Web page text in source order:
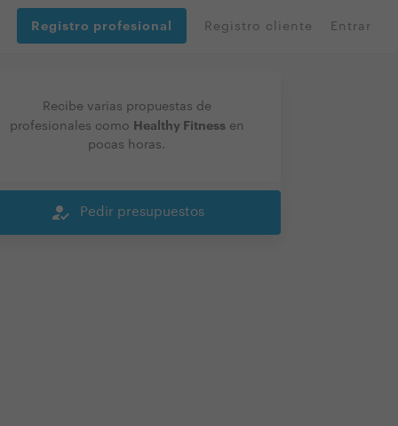
Registro profesional Registro cliente Entrar
Recibe varias propuestas de
profesionales como Healthy Fitnessen
pocas horas.
how_to_reg Pedir presupuestos